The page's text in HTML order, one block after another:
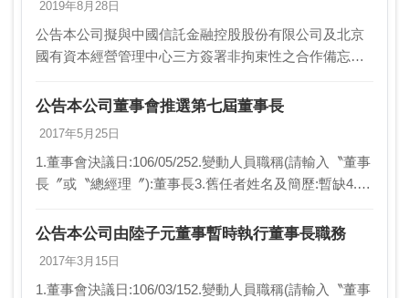
2019年8月28日
公告本公司擬與中國信託金融控股股份有限公司及北京
國有資本經營管理中心三方簽署非拘束性之合作備忘錄
股份有限公司及北京國有資本經營管理中…
公告本公司董事會推選第七屆董事長
2017年5月25日
1.董事會決議日:106/05/252.變動人員職稱(請輸入〝董事
長〞或〝總經理〞):董事長3.舊任者姓名及簡歷:暫缺4.新
5.異動原因:任期屆…
公告本公司由陸子元董事暫時執行董事長職務
2017年3月15日
1.董事會決議日:106/03/152.變動人員職稱(請輸入〝董事